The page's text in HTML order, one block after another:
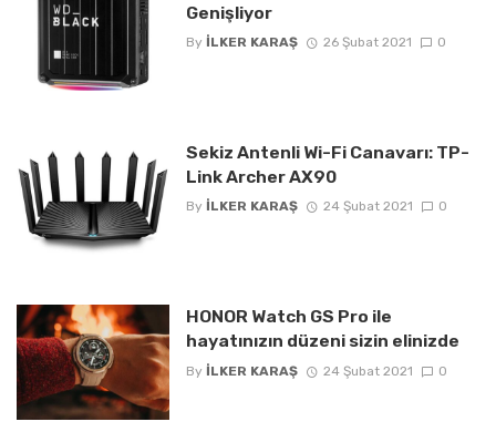
Genişliyor
By İLKER KARAŞ 26 Şubat 2021 0
Sekiz Antenli Wi-Fi Canavarı: TP-
Link Archer AX90
By İLKER KARAŞ 24 Şubat 2021 0
HONOR Watch GS Pro ile
hayatınızın düzeni sizin elinizde
By İLKER KARAŞ 24 Şubat 2021 0